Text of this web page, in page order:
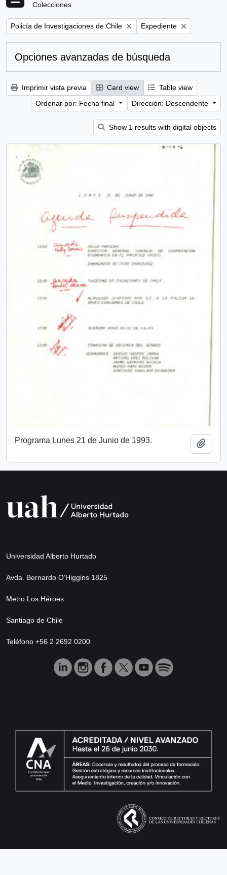
Colecciones
Remove filter:
Policía de Investigaciones de Chile Remove filter:
Expediente
Opciones avanzadas de búsqueda
Imprimir vista previa Card view
Table view
Ordenar por: Fecha final
Dirección: Descendente
Show 1 results with digital objects
Programa Lunes 21 de Junio de 1993.
Universidad Alberto Hurtado
Avda. Bernardo O’Higgins 1825
Metro Los Héroes
Santiago de Chile
Teléfono +56 2 2692 0200